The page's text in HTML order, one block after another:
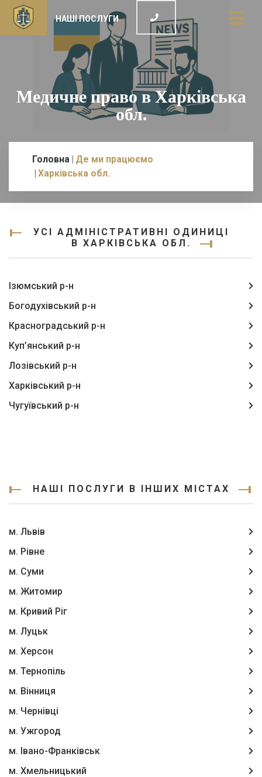
НАШІ ПОСЛУГИ
Медичне право в Харківська
обл.
Головна Де ми працюємо
Харківська обл.
УСІ АДМІНІСТРАТИВНІ ОДИНИЦІ
В ХАРКІВСЬКА ОБЛ.
Ізюмський р-н
Богодухівський р-н
Красноградський р-н
Куп’янський р-н
Лозівський р-н
Харківський р-н
Чугуївський р-н
НАШІ ПОСЛУГИ В ІНШИХ МІСТАХ
м. Львів
м. Рівне
м. Суми
м. Житомир
м. Кривий Ріг
м. Луцьк
м. Херсон
м. Тернопіль
м. Вінниця
м. Чернівці
м. Ужгород
м. Івано-Франківськ
м. Хмельницький